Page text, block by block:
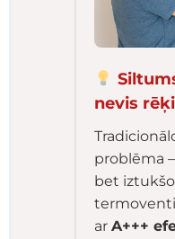
nevis
problēma
bet
ar A+++